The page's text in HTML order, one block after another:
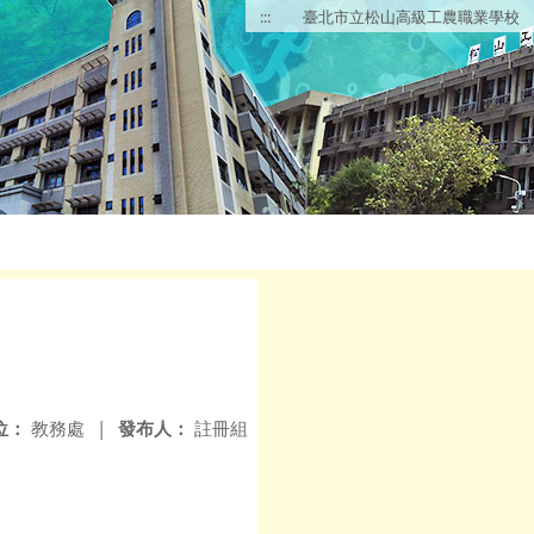
::: 臺北市立松山高級工農職業學校
發布人： 註冊組
教務處 |